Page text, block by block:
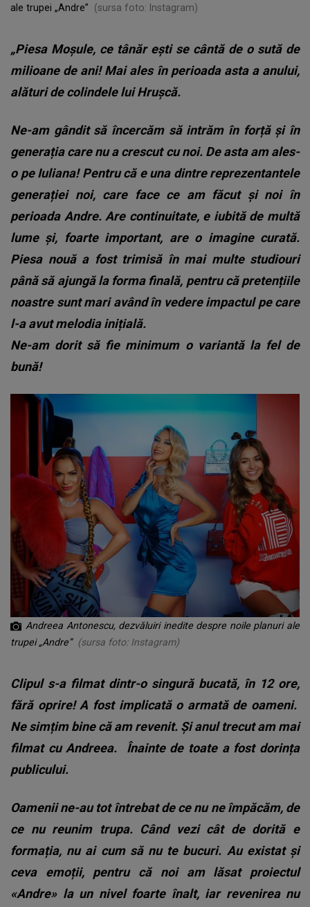
ale trupei „Andre” (sursa foto: Instagram)
„Piesa Moșule, ce tânăr ești se cântă de o sută de
milioane de ani! Mai ales în perioada asta a anului,
alături de colindele lui Hrușcă.
Ne-am gândit să încercăm să intrăm în forță și în
generația care nu a crescut cu noi. De asta am ales-
o pe Iuliana! Pentru că e una dintre reprezentantele
generației noi, care face ce am făcut și noi în
perioada Andre. Are continuitate, e iubită de multă
lume și, foarte important, are o imagine curată.
Piesa nouă a fost trimisă în mai multe studiouri
până să ajungă la forma finală, pentru că pretențiile
noastre sunt mari având în vedere impactul pe care
l-a avut melodia inițială.
Ne-am dorit să fie minimum o variantă la fel de
bună!
Andreea Antonescu, dezvăluiri inedite despre noile planuri ale
trupei „Andre” (sursa foto: Instagram)
Clipul s-a filmat dintr-o singură bucată, în 12 ore,
fără oprire! A fost implicată o armată de oameni.
Ne simțim bine că am revenit. Și anul trecut am mai
filmat cu Andreea. Înainte de toate a fost dorința
publicului.
Oamenii ne-au tot întrebat de ce nu ne împăcăm, de
ce nu reunim trupa. Când vezi cât de dorită e
formația, nu ai cum să nu te bucuri. Au existat și
ceva emoții, pentru că noi am lăsat proiectul
«Andre» la un nivel foarte înalt, iar revenirea nu